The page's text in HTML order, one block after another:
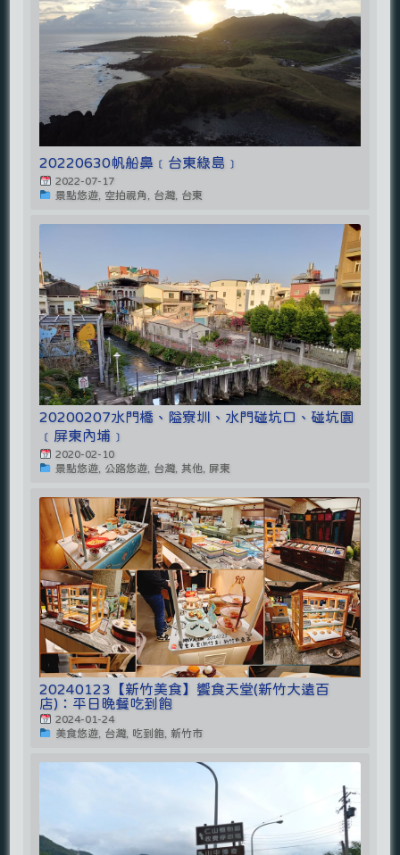
20220630帆船鼻﹝台東綠島﹞
2022-07-17
景點悠遊, 空拍視角, 台灣, 台東
20200207水門橋、隘寮圳、水門碰坑口、碰坑園
﹝屏東內埔﹞
2020-02-10
景點悠遊, 公路悠遊, 台灣, 其他, 屏東
20240123【新竹美食】饗食天堂(新竹大遠百
店)：平日晚餐吃到飽
2024-01-24
美食悠遊, 台灣, 吃到飽, 新竹市